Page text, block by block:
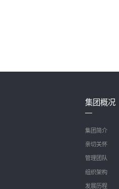
集团概况
集团简介
亲切关怀
管理团队
组织架构
发展历程